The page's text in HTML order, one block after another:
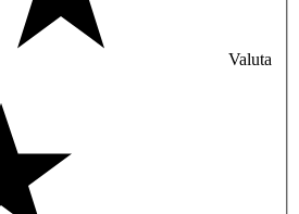
Valuta